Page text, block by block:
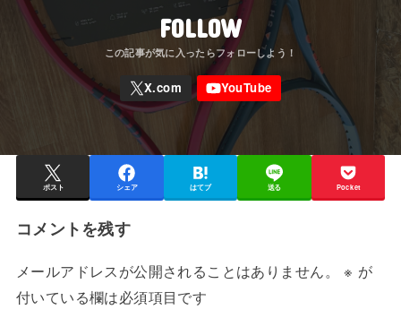
FOLLOW
ポスト シェア はてブ 送る Pocket
コメントを残す
メールアドレスが公開されることはありません。 ※ が
付いている欄は必須項目です